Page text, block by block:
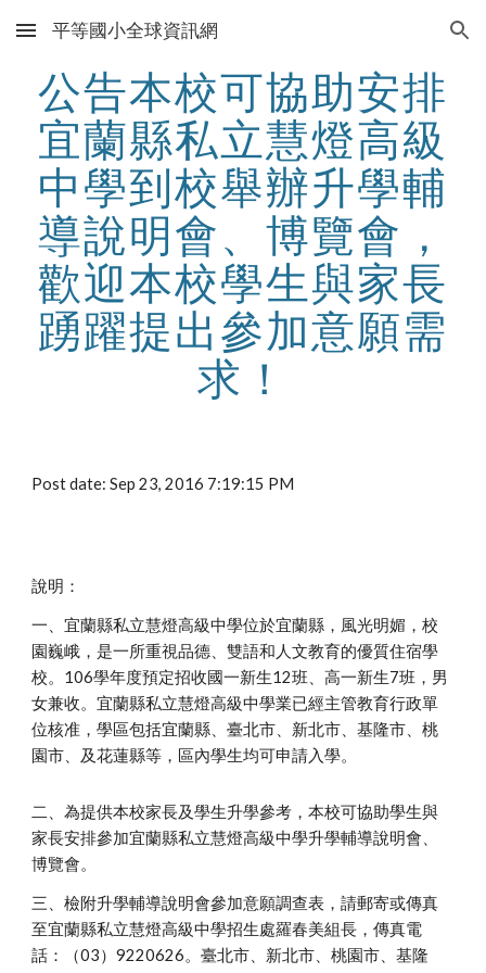
Skip to main content Skip to navigation
平等國小全球資訊網
公告本校可協助安排
宜蘭縣私立慧燈高級
中學到校舉辦升學輔
導說明會、博覽會，
歡迎本校學生與家長
踴躍提出參加意願需
求！
Post date: Sep 23, 2016 7:19:15 PM
說明：
一、宜蘭縣私立慧燈高級中學位於宜蘭縣，風光明媚，校
園巍峨，是一所重視品德、雙語和人文教育的優質住宿學
校。106學年度預定招收國一新生12班、高一新生7班，男
女兼收。宜蘭縣私立慧燈高級中學業已經主管教育行政單
位核准，學區包括宜蘭縣、臺北市、新北市、基隆市、桃
園市、及花蓮縣等，區內學生均可申請入學。
二、為提供本校家長及學生升學參考，本校可協助學生與
家長安排參加宜蘭縣私立慧燈高級中學升學輔導說明會、
博覽會。
三、檢附升學輔導說明會參加意願調查表，請郵寄或傳真
至宜蘭縣私立慧燈高級中學招生處羅春美組長，傳真電
話：（03）9220626。臺北市、新北市、桃園市、基隆